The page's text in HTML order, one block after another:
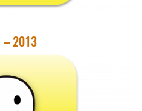
– 2013